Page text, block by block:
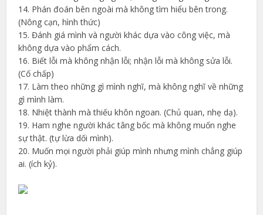
14. Phán đoán bên ngoài mà không tìm hiểu bên trong.
(Nông cạn, hình thức)
15. Đánh giá mình và người khác dựa vào công việc, mà
không dựa vào phẩm cách.
16. Biết lỗi mà không nhận lỗi; nhận lỗi mà không sửa lỗi.
(Cố chấp)
17. Làm theo những gì mình nghĩ, mà không nghĩ về những
gì mình làm.
18. Nhiệt thành mà thiếu khôn ngoan. (Chủ quan, nhẹ dạ).
19. Ham nghe người khác tâng bốc mà không muốn nghe
sự thật. (tự lừa dối mình).
20. Muốn mọi người phải giúp mình nhưng mình chẳng giúp
ai. (ích kỷ).